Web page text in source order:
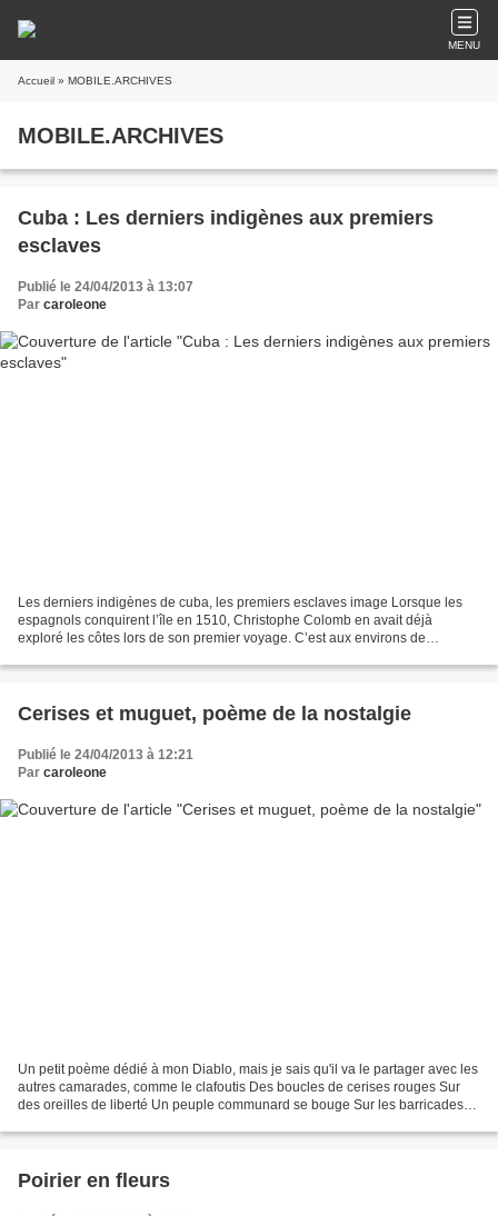
MENU
Accueil » MOBILE.ARCHIVES
MOBILE.ARCHIVES
Cuba : Les derniers indigènes aux premiers
esclaves
Publié le 24/04/2013 à 13:07
Par caroleone
Les derniers indigènes de cuba, les premiers esclaves image Lorsque les
espagnols conquirent l’île en 1510, Christophe Colomb en avait déjà
exploré les côtes lors de son premier voyage. C’est aux environs de
Cerises et muguet, poème de la nostalgie
Publié le 24/04/2013 à 12:21
Par caroleone
Un petit poème dédié à mon Diablo, mais je sais qu'il va le partager avec les
autres camarades, comme le clafoutis Des boucles de cerises rouges Sur
des oreilles de liberté Un peuple communard se bouge Sur les barricades
Poirier en fleurs